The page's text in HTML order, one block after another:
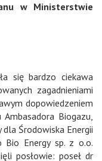
w Ministerstwie
się bardzo ciekawa
zagadnieniami
dopowiedzeniem
Biogazu,
Środowiska Energii
Bio Energy sp. z o.o.
posłowie: poseł dr